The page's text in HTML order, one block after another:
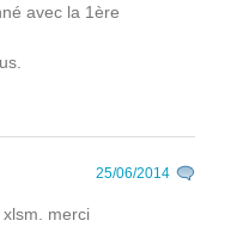
avec la 1ère
25/06/2014
merci